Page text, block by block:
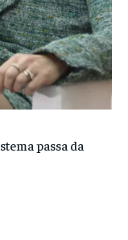
passa da